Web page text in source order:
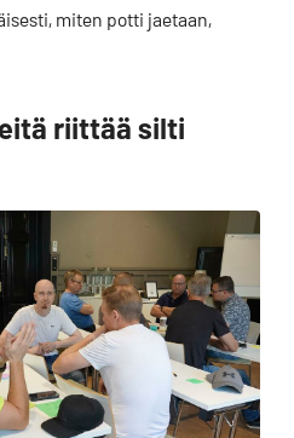
miten potti jaetaan,
riittää silti